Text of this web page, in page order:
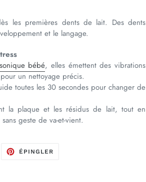
les premières dents de lait. Des dents
et le langage.
bébé, elles émettent des vibrations
un nettoyage précis.
toutes les 30 secondes pour changer de
la plaque et les résidus de lait, tout en
geste de va-et-vient.
ÉPINGLER